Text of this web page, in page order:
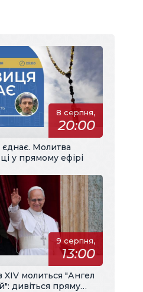
8 серпня,
20:00
Молитва
у прямому ефірі
9 серпня,
13:00
молиться "Ангел
дивіться пряму